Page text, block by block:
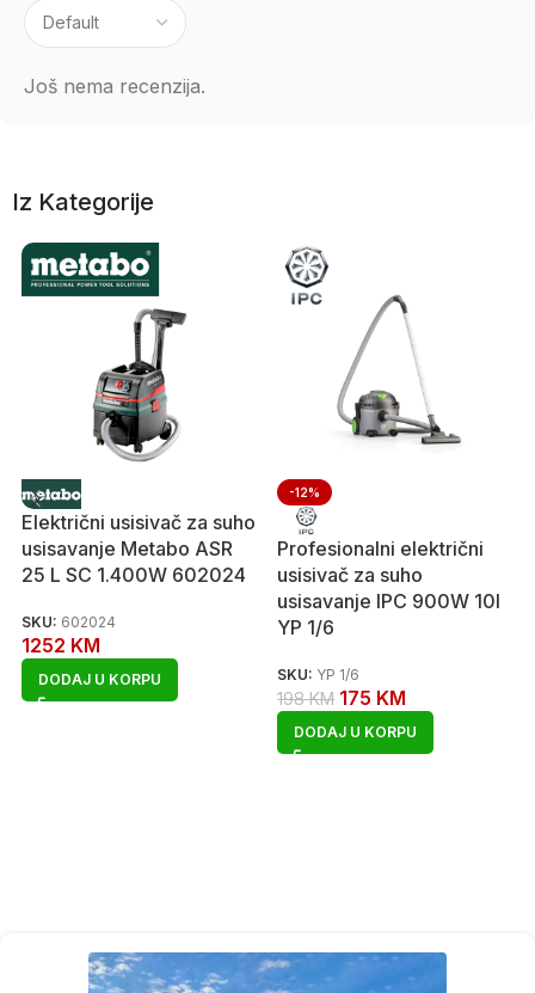
Još nema recenzija.
Iz Kategorije
Električni usisivač za suho
usisavanje Metabo ASR
25 L SC 1.400W 602024
SKU: 602024
1252 KM
DODAJ U KORPU
-12%
Profesionalni električni
usisivač za suho
usisavanje IPC 900W 10l
YP 1/6
SKU: YP 1/6
198KM 175 KM
DODAJ U KORPU